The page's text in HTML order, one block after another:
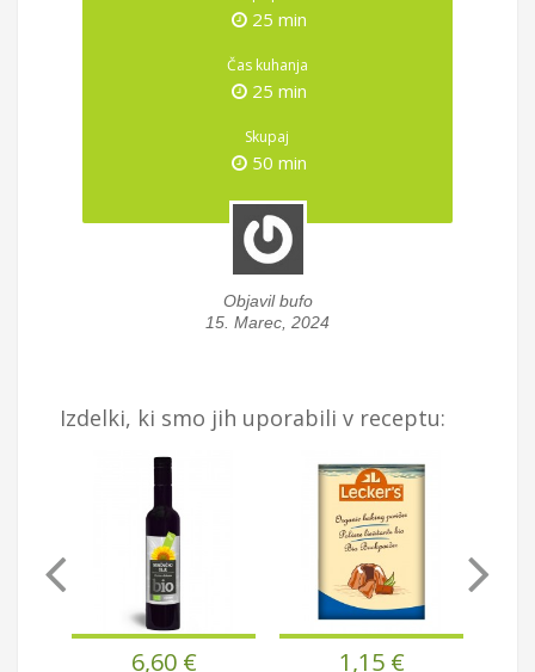
25 min
Čas kuhanja
25 min
Skupaj
50 min
Objavil bufo
15. Marec, 2024
Izdelki, ki smo jih uporabili v receptu:
6,60 € 1,15 €